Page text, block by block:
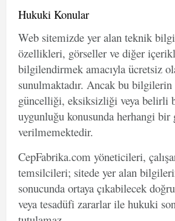
Hukuki Konular
Web sitemizde yer alan teknik
özellikleri, görseller ve diğer
bilgilendirmek amacıyla ücretsiz
sunulmaktadır. Ancak bu
güncelliği, eksiksizliği veya belirli
uygunluğu konusunda herhangi bir
verilmemektedir.
CepFabrika.com yöneticileri,
temsilcileri; sitede yer alan
sonucunda ortaya çıkabilecek
veya tesadüfi zararlar ile hukuki